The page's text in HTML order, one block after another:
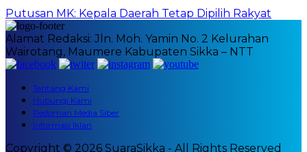
Putusan MK: Kepala Daerah Tetap Dipilih Rakyat
Alamat Redaksi: Jln. Moh. Yamin No. 2 Kelurahan
Wairotang, Maumere Kabupaten Sikka – NTT
Tentang Kami
Hubungi Kami
Pedoman Media Siber
Informasi Iklan
Copyright © 2026 SuaraSikka - All Rights Reserved